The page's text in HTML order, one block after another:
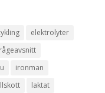
elektrolyter
ironman
laktat